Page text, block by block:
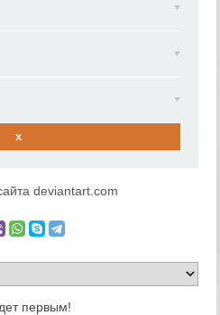
x
deviantart.com
первым!